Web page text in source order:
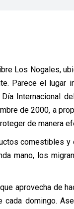
Los Nogales,
Parece el lugar
Internacional
de 2000, a
de manera
comestibles
mano, los
aprovecha de
domingo.